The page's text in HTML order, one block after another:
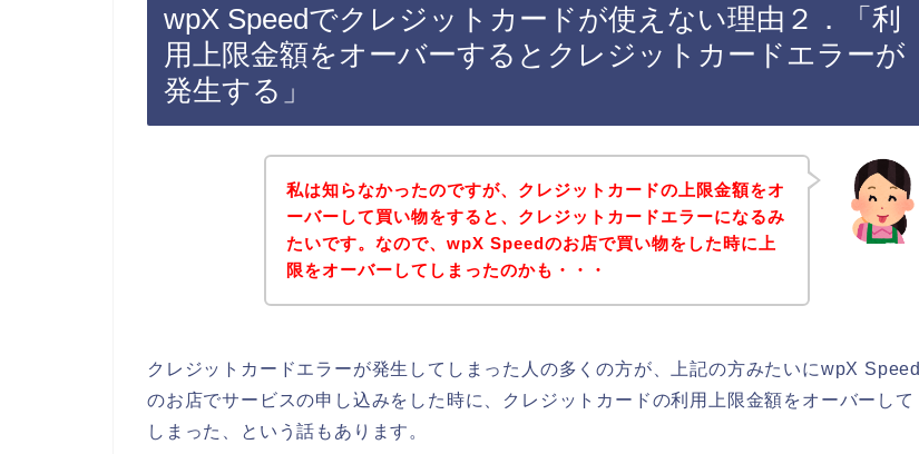
wpX Speedでクレジットカードが使えない理由２．「利
用上限金額をオーバーするとクレジットカードエラーが
発生する」
私は知らなかったのですが、クレジットカードの上限金額をオ
ーバーして買い物をすると、クレジットカードエラーになるみ
たいです。なので、wpX Speedのお店で買い物をした時に上
限をオーバーしてしまったのかも・・・
クレジットカードエラーが発生してしまった人の多くの方が、上記の方みたいにwpX Speed
のお店でサービスの申し込みをした時に、クレジットカードの利用上限金額をオーバーして
しまった、という話もあります。